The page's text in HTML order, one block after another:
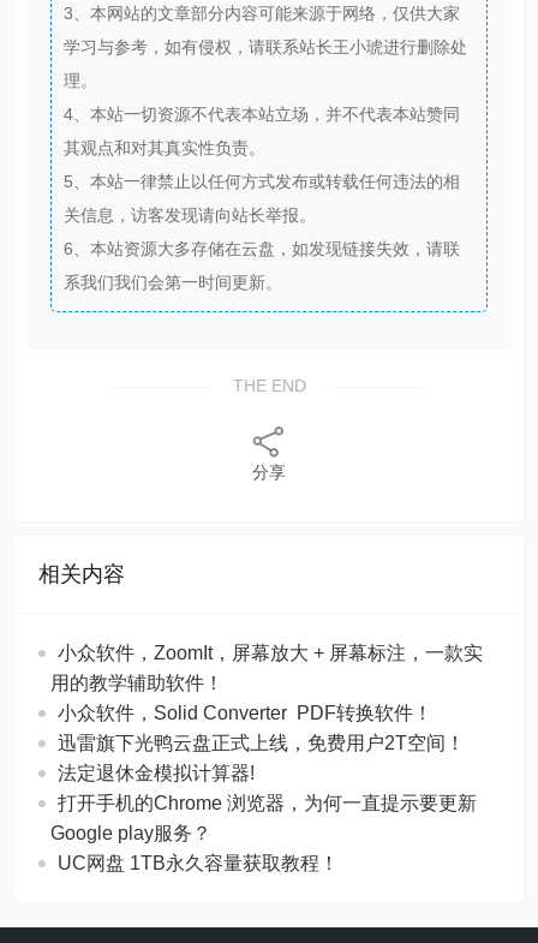
3、本网站的文章部分内容可能来源于网络，仅供大家
学习与参考，如有侵权，请联系站长王小琥进行删除处
理。
4、本站一切资源不代表本站立场，并不代表本站赞同
其观点和对其真实性负责。
5、本站一律禁止以任何方式发布或转载任何违法的相
关信息，访客发现请向站长举报。
6、本站资源大多存储在云盘，如发现链接失效，请联
系我们我们会第一时间更新。
THE END
分享
相关内容
​​小众软件，ZoomIt，屏幕放大 + 屏幕标注，一款实
用的教学辅助软件！
​​小众软件，Solid Converter PDF转换软件！
迅雷旗下光鸭云盘正式上线，免费用户2T空间！
法定退休金模拟计算器!
打开手机的Chrome 浏览器，为何一直提示要更新
Google play服务？
UC网盘 1TB永久容量获取教程！